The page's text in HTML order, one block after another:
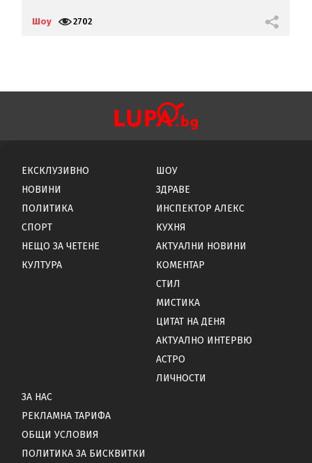
Шоу 2702
ЕКСКЛУЗИВНО
НОВИНИ
ПОЛИТИКА
СПОРТ
НЕЩО ЗА ЧЕТЕНЕ
КУЛТУРА
ШОУ
ЗДРАВЕ
ИНСПЕКТОР АЛЕКС
КУХНЯ
АКТУАЛНИ НОВИНИ
КОМЕНТАР
СТИЛ
МИСТИКА
ЦИТАТ НА ДЕНЯ
АКТУАЛНО ИНТЕРВЮ
АСТРО
ЛИЧНОСТИ
ЗА НАС
РЕКЛАМНА ТАРИФА
ОБЩИ УСЛОВИЯ
ПОЛИТИКА ЗА БИСКВИТКИ